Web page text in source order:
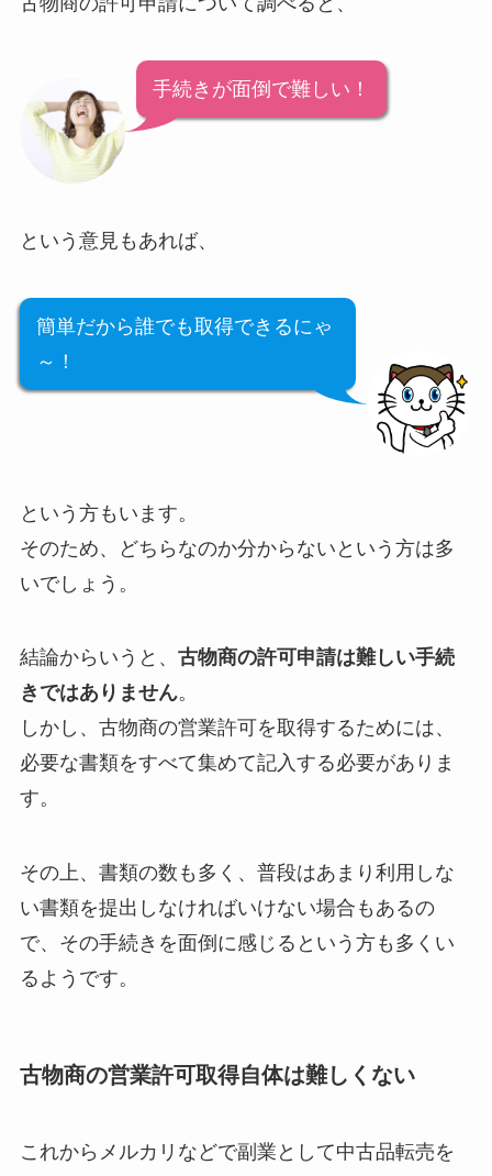
手続きが面倒で難しい！
という意見もあれば、
簡単だから誰でも取得できるにゃ
～！
という方もいます。
そのため、どちらなのか分からないという方は多
いでしょう。
結論からいうと、 古物商の許可申請は難しい手続
きではありません。
しかし、古物商の営業許可を取得するためには、
必要な書類をすべて集めて記入する必要がありま
す。
その上、書類の数も多く、普段はあまり利用しな
い書類を提出しなければいけない場合もあるの
で、その手続きを面倒に感じるという方も多くい
るようです。
古物商の営業許可取得自体は難しくない
これからメルカリなどで副業として中古品転売を